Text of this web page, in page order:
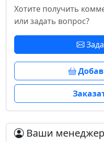
Хотите получить
или задать вопрос?
Ваши